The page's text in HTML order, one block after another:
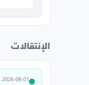
الإنتقالات
2026-08-01